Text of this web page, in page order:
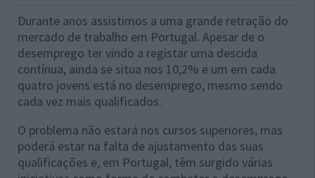
Durante anos assistimos a uma grande retração do
mercado de trabalho em Portugal. Apesar de o
desemprego ter vindo a registar uma descida
contínua, ainda se situa nos 10,2% e um em cada
quatro jovens está no desemprego, mesmo sendo
cada vez mais qualificados.
O problema não estará nos cursos superiores, mas
poderá estar na falta de ajustamento das suas
qualificações e, em Portugal, têm surgido várias